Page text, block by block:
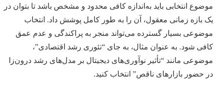
موضوع انتخابی باید به‌اندازه کافی محدود و مشخص باشد تا بتوان در
یک بازه زمانی معقول، آن را به طور کامل پوشش داد. انتخاب
موضوعی بسیار گسترده می‌تواند منجر به پراکندگی و عدم عمق
کافی شود. به عنوان مثال، به جای “تئوری رشد اقتصادی”،
موضوعی مانند “تأثیر نوآوری‌های دیجیتال بر مدل‌های رشد درون‌زا
در حضور بازارهای ناقص” انتخاب کنید.